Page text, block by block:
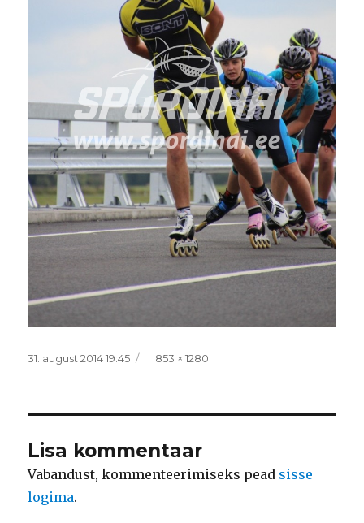
Postitatud
31. august 2014 19:45 Täissuurus
853 × 1280
Lisa kommentaar
Vabandust, kommenteerimiseks pead sisse
logima.